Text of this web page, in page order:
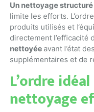
Un nettoyage structuré
limite les efforts.
produits utilisés et
directement l’efficacité
nettoyéeavant l’état
supplémentaires et de
L’ordre
nettoyage